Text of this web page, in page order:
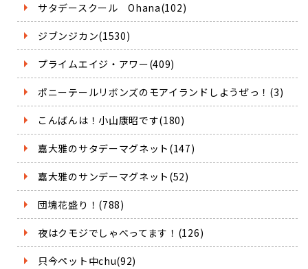
サタデースクール Ohana(102)
ジブンジカン(1530)
プライムエイジ・アワー(409)
ポニーテールリボンズのモアイランドしようぜっ！(3)
こんばんは！小山康昭です(180)
嘉大雅のサタデーマグネット(147)
嘉大雅のサンデーマグネット(52)
団塊花盛り！(788)
夜はクモジでしゃべってます！(126)
只今ペット中chu(92)